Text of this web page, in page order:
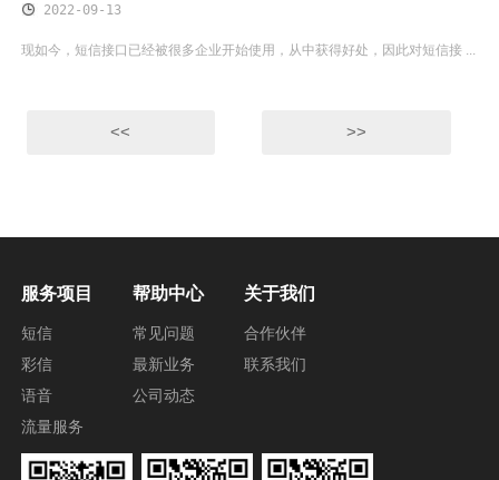
2022-09-13
现如今，短信接口已经被很多企业开始使用，从中获得好处，因此对短信接 ...
<< >>
服务项目
短信
彩信
语音
流量服务
帮助中心
常见问题
最新业务
公司动态
关于我们
合作伙伴
联系我们